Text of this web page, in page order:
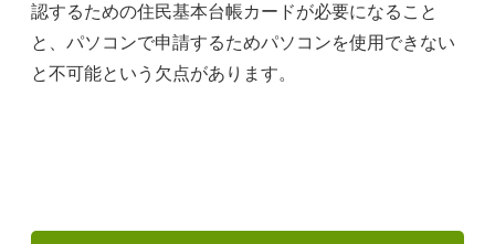
認するための住民基本台帳カードが必要になること
と、パソコンで申請するためパソコンを使用できない
と不可能という欠点があります。